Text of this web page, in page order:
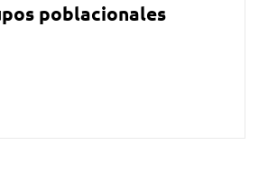
poblacionales